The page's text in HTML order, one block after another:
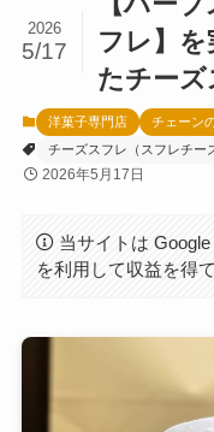
フレ】を
たチーズ
2026
5/17
洋菓子専門店
チェーン
チーズスフレ（スフレチー
2026年5月17日
当サイトは
を利用して収益を得